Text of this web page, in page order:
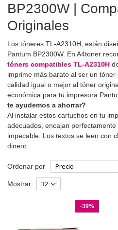
BP2300W |
Originales
Los tóneres TL-A2310H, están
Pantum BP2300W. En A4toner
tóners compatibles TL-A2310H
imprime más barato al ser un
calidad igual o mejor al tóner
económica para tu impresora
te ayudemos a ahorrar?
Al instalar estos cartuchos en tu
adecuados, encajan
impecable. Los textos se leen con
dinero.
Ordenar por
Mostrar
-39%